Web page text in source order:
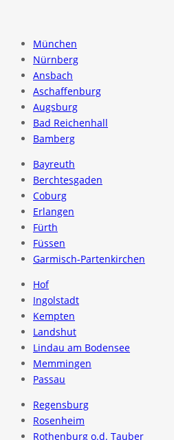
München
Nürnberg
Ansbach
Aschaffenburg
Augsburg
Bad Reichenhall
Bamberg
Bayreuth
Berchtesgaden
Coburg
Erlangen
Fürth
Füssen
Garmisch-Partenkirchen
Hof
Ingolstadt
Kempten
Landshut
Lindau am Bodensee
Memmingen
Passau
Regensburg
Rosenheim
Rothenburg o.d. Tauber